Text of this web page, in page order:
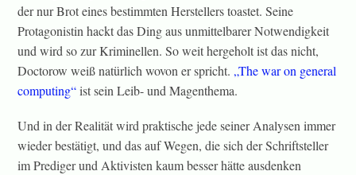
der nur Brot eines bestimmten Herstellers toastet. Seine
Protagonistin hackt das Ding aus unmittelbarer Notwendigkeit
und wird so zur Kriminellen. So weit hergeholt ist das nicht,
Doctorow weiß natürlich wovon er spricht. „The war on general
computing“ist sein Leib- und Magenthema.
Und in der Realität wird praktische jede seiner Analysen immer
wieder bestätigt, und das auf Wegen, die sich der Schriftsteller
im Prediger und Aktivisten kaum besser hätte ausdenken